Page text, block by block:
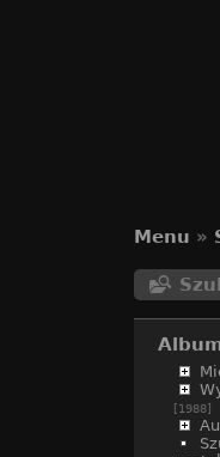
Menu »
[1988]